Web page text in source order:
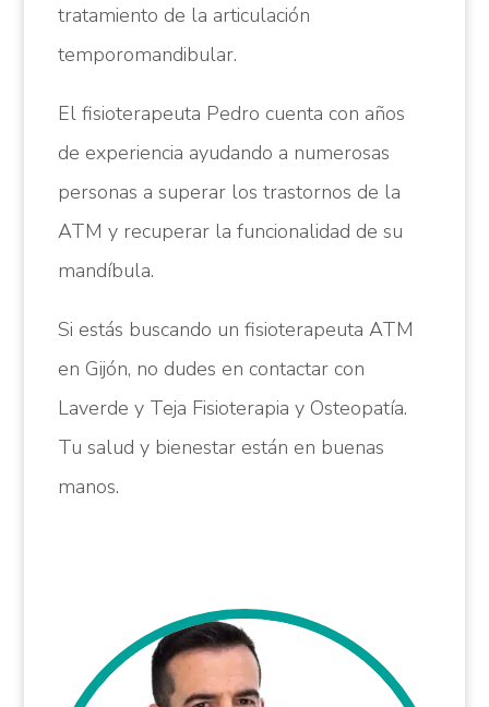
tratamiento de la articulación
temporomandibular.
El fisioterapeuta Pedro cuenta con años
de experiencia ayudando a numerosas
personas a superar los trastornos de la
ATM y recuperar la funcionalidad de su
mandíbula.
Si estás buscando un fisioterapeuta ATM
en Gijón, no dudes en contactar con
Laverde y Teja Fisioterapia y Osteopatía.
Tu salud y bienestar están en buenas
manos.